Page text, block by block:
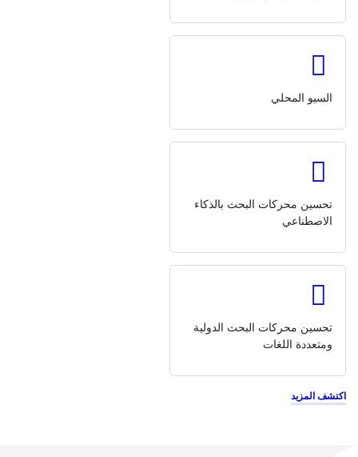
السيو المحلي
تحسين محركات البحث بالذكاء
الاصطناعي
تحسين محركات البحث الدولية
ومتعددة اللغات
اكتشف المزيد